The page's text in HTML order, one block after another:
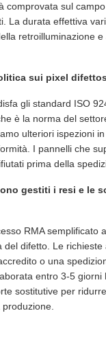
comprovata sul
La durata effettiva
retroilluminazione
sui pixel
gli standard ISO
è la norma del
ulteriori ispezioni
I pannelli che
prima della
gestiti i resi e le
RMA semplificato
del difetto. Le richieste
o una
entro 3-5 giorni
sostitutive per